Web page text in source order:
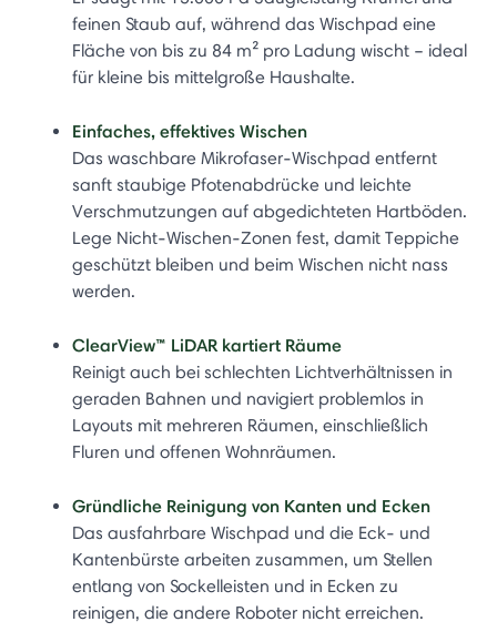
feinen Staub auf, während das Wischpad eine
Fläche von bis zu 84 m² pro Ladung wischt – ideal
für kleine bis mittelgroße Haushalte.
Einfaches, effektives Wischen
Das waschbare Mikrofaser-Wischpad entfernt
sanft staubige Pfotenabdrücke und leichte
Verschmutzungen auf abgedichteten Hartböden.
Lege Nicht-Wischen-Zonen fest, damit Teppiche
geschützt bleiben und beim Wischen nicht nass
werden.
ClearView™ LiDAR kartiert Räume
Reinigt auch bei schlechten Lichtverhältnissen in
geraden Bahnen und navigiert problemlos in
Layouts mit mehreren Räumen, einschließlich
Fluren und offenen Wohnräumen.
Gründliche Reinigung von Kanten und Ecken
Das ausfahrbare Wischpad und die Eck- und
Kantenbürste arbeiten zusammen, um Stellen
entlang von Sockelleisten und in Ecken zu
reinigen, die andere Roboter nicht erreichen.